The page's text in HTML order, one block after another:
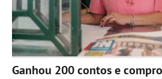
Ganhou 200 contos e